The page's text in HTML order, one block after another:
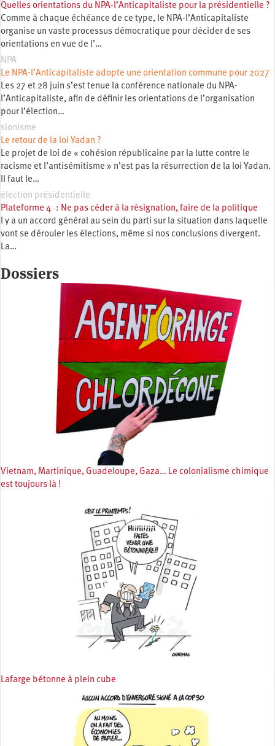
Quelles orientations du NPA-l’Anticapitaliste pour la présidentielle ?
Comme à chaque échéance de ce type, le NPA-l’Anticapitaliste
organise un vaste processus démocratique pour décider de ses
orientations en vue de l’…
NPA
Le NPA-l’Anticapitaliste adopte une orientation commune pour 2027
Les 27 et 28 juin s’est tenue la conférence nationale du NPA-
l’Anticapitaliste, afin de définir les orientations de l’organisation
pour l’élection…
sionisme
Le retour de la loi Yadan ?
Le projet de loi de « cohésion républicaine par la lutte contre le
racisme et l’antisémitisme » n’est pas la résurrection de la loi Yadan.
Il faut le…
élection présidentielle
Plateforme 4 : Ne pas céder à la résignation, faire de la politique
l y a un accord général au sein du parti sur la situation dans laquelle
vont se dérouler les élections, même si nos conclusions divergent.
La…
Dossiers
Vietnam, Martinique, Guadeloupe, Gaza… Le colonialisme chimique
est toujours là !
Lafarge bétonne à plein cube